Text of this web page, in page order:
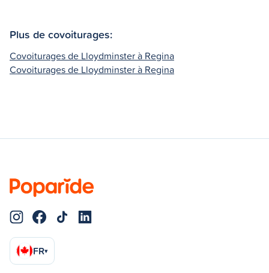
Plus de covoiturages:
Covoiturages de Lloydminster à Regina
Covoiturages de Lloydminster à Regina
FR▾